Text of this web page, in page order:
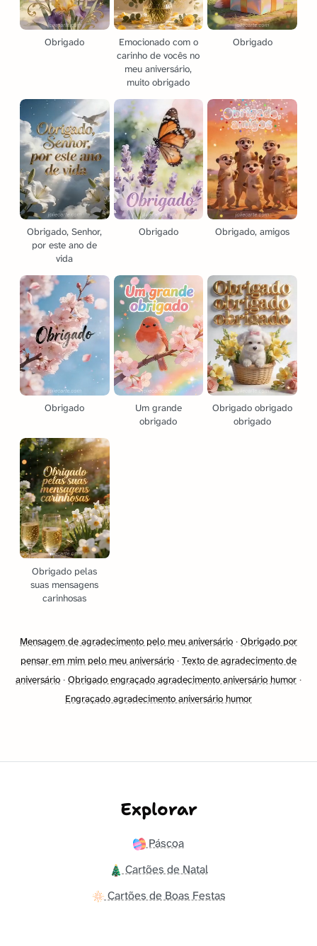
Obrigado
Emocionado com o
carinho de vocês no
meu aniversário,
muito obrigado
Obrigado
Obrigado, Senhor,
por este ano de
vida
Obrigado Obrigado, amigos
Obrigado
Um grande
obrigado
Obrigado obrigado
obrigado
Obrigado pelas
suas mensagens
carinhosas
Mensagem de agradecimento pelo meu aniversário · Obrigado por
pensar em mim pelo meu aniversário · Texto de agradecimento de
aniversário · Obrigado engraçado agradecimento aniversário humor ·
Engraçado agradecimento aniversário humor
Explorar
Páscoa
Cartões de Natal
Cartões de Boas Festas